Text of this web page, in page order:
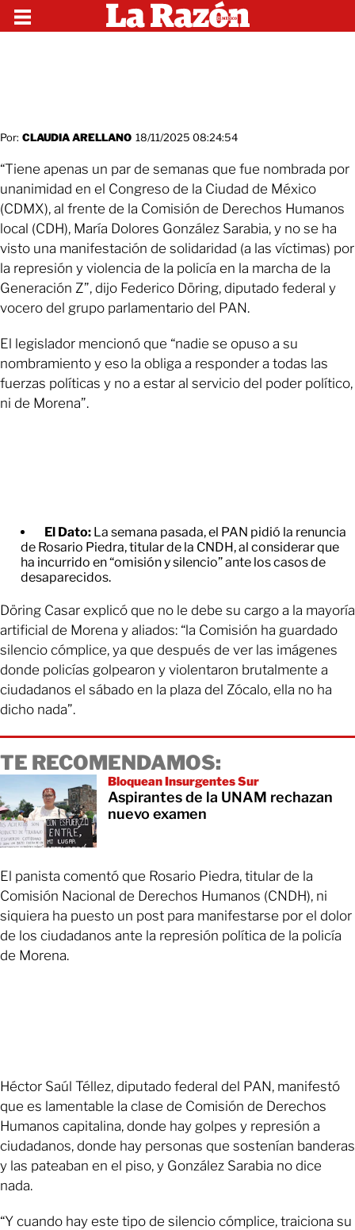
Por: CLAUDIA ARELLANO 18/11/2025 08:24:54
“Tiene apenas un par de semanas que fue nombrada por
unanimidad en el Congreso de la Ciudad de México
(CDMX), al frente de la Comisión de Derechos Humanos
local (CDH), María Dolores González Sarabia, y no se ha
visto una manifestación de solidaridad (a las víctimas) por
la represión y violencia de la policía en la marcha de la
Generación Z”, dijo Federico Döring, diputado federal y
vocero del grupo parlamentario del PAN.
El legislador mencionó que “nadie se opuso a su
nombramiento y eso la obliga a responder a todas las
fuerzas políticas y no a estar al servicio del poder político,
ni de Morena”.
El Dato: La semana pasada, el PAN pidió la renuncia
de Rosario Piedra, titular de la CNDH, al considerar que
ha incurrido en “omisión y silencio” ante los casos de
desaparecidos.
Döring Casar explicó que no le debe su cargo a la mayoría
artificial de Morena y aliados: “la Comisión ha guardado
silencio cómplice, ya que después de ver las imágenes
donde policías golpearon y violentaron brutalmente a
ciudadanos el sábado en la plaza del Zócalo, ella no ha
dicho nada”.
TE RECOMENDAMOS:
Bloquean Insurgentes Sur
Aspirantes de la UNAM rechazan
nuevo examen
El panista comentó que Rosario Piedra, titular de la
Comisión Nacional de Derechos Humanos (CNDH), ni
siquiera ha puesto un post para manifestarse por el dolor
de los ciudadanos ante la represión política de la policía
de Morena.
Héctor Saúl Téllez, diputado federal del PAN, manifestó
que es lamentable la clase de Comisión de Derechos
Humanos capitalina, donde hay golpes y represión a
ciudadanos, donde hay personas que sostenían banderas
y las pateaban en el piso, y González Sarabia no dice
nada.
“Y cuando hay este tipo de silencio cómplice, traiciona su